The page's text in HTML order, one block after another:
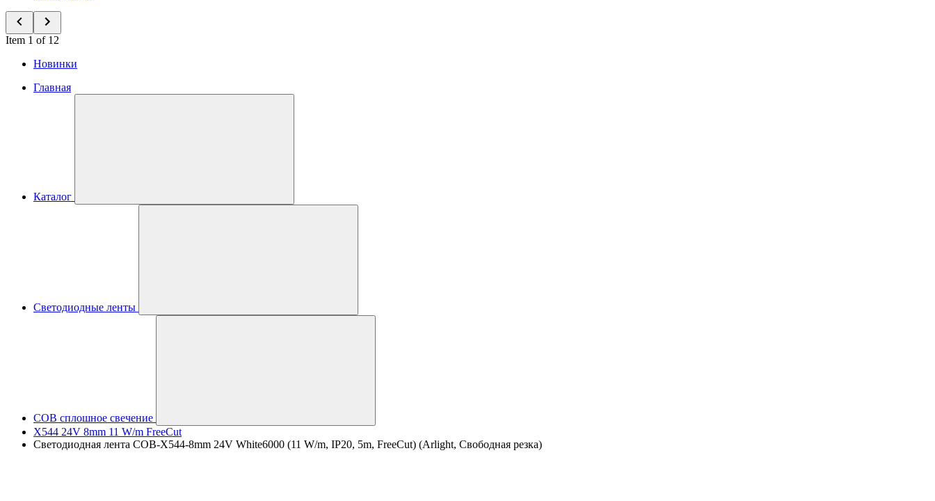
Item 1 of 12
Новинки
Главная
Каталог
Светодиодные ленты
COB сплошное свечение
X544 24V 8mm 11 W/m FreeCut
Светодиодная лента COB-X544-8mm 24V White6000 (11 W/m, IP20, 5m, FreeCut) (Arlight, Свободная резка)